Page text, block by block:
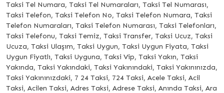
Taksi Tel Numara, Taksi Tel Numaraları, Taksi Tel Numarası,
Taksi Telefon, Taksi Telefon No, Taksi Telefon Numara, Taksi
Telefon Numaraları, Taksi Telefon Numarası, Taksi Telefonları,
Taksi Telefonu, Taksi Temiz, Taksi Transfer, Taksi Ucuz, Taksi
Ucuza, Taksi Ulaşım, Taksi Uygun, Taksi Uygun Fiyata, Taksi
Uygun Fiyatlı, Taksi Uyguna, Taksi Vip, Taksi Yakın, Taksi
Yakında, Taksi Yakındaki, Taksi Yakınındaki, Taksi Yakınınızda,
Taksi Yakınınızdaki, 7 24 Taksi, 724 Taksi, Acele Taksi, Acil
Taksi, Acilen Taksi, Adres Taksi, Adrese Taksi, Anında Taksi, Ara